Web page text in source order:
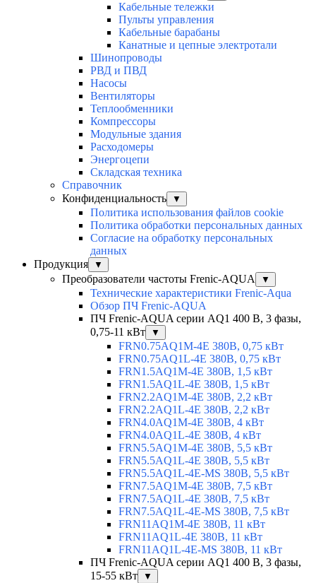
Кабельные тележки
Пульты управления
Кабельные барабаны
Канатные и цепные электротали
Шинопроводы
РВД и ПВД
Насосы
Вентиляторы
Теплообменники
Компрессоры
Модульные здания
Расходомеры
Энергоцепи
Складская техника
Справочник
Конфиденциальность
▼
Политика использования файлов cookie
Политика обработки персональных данных
Согласие на обработку персональных
данных
Продукция
▼
Преобразователи частоты Frenic-AQUA ▼
Технические характеристики Frenic-Aqua
Обзор ПЧ Frenic-AQUA
ПЧ Frenic-AQUA серии AQ1 400 В, 3 фазы,
0,75-11 кВт
▼
FRN0.75AQ1M-4E 380В, 0,75 кВт
FRN0.75AQ1L-4E 380В, 0,75 кВт
FRN1.5AQ1M-4E 380В, 1,5 кВт
FRN1.5AQ1L-4E 380В, 1,5 кВт
FRN2.2AQ1M-4E 380В, 2,2 кВт
FRN2.2AQ1L-4E 380В, 2,2 кВт
FRN4.0AQ1M-4E 380В, 4 кВт
FRN4.0AQ1L-4E 380В, 4 кВт
FRN5.5AQ1M-4E 380В, 5,5 кВт
FRN5.5AQ1L-4E 380В, 5,5 кВт
FRN5.5AQ1L-4E-MS 380В, 5,5 кВт
FRN7.5AQ1M-4E 380В, 7,5 кВт
FRN7.5AQ1L-4E 380В, 7,5 кВт
FRN7.5AQ1L-4E-MS 380В, 7,5 кВт
FRN11AQ1M-4E 380В, 11 кВт
FRN11AQ1L-4E 380В, 11 кВт
FRN11AQ1L-4E-MS 380В, 11 кВт
ПЧ Frenic-AQUA серии AQ1 400 В, 3 фазы,
15-55 кВт
▼